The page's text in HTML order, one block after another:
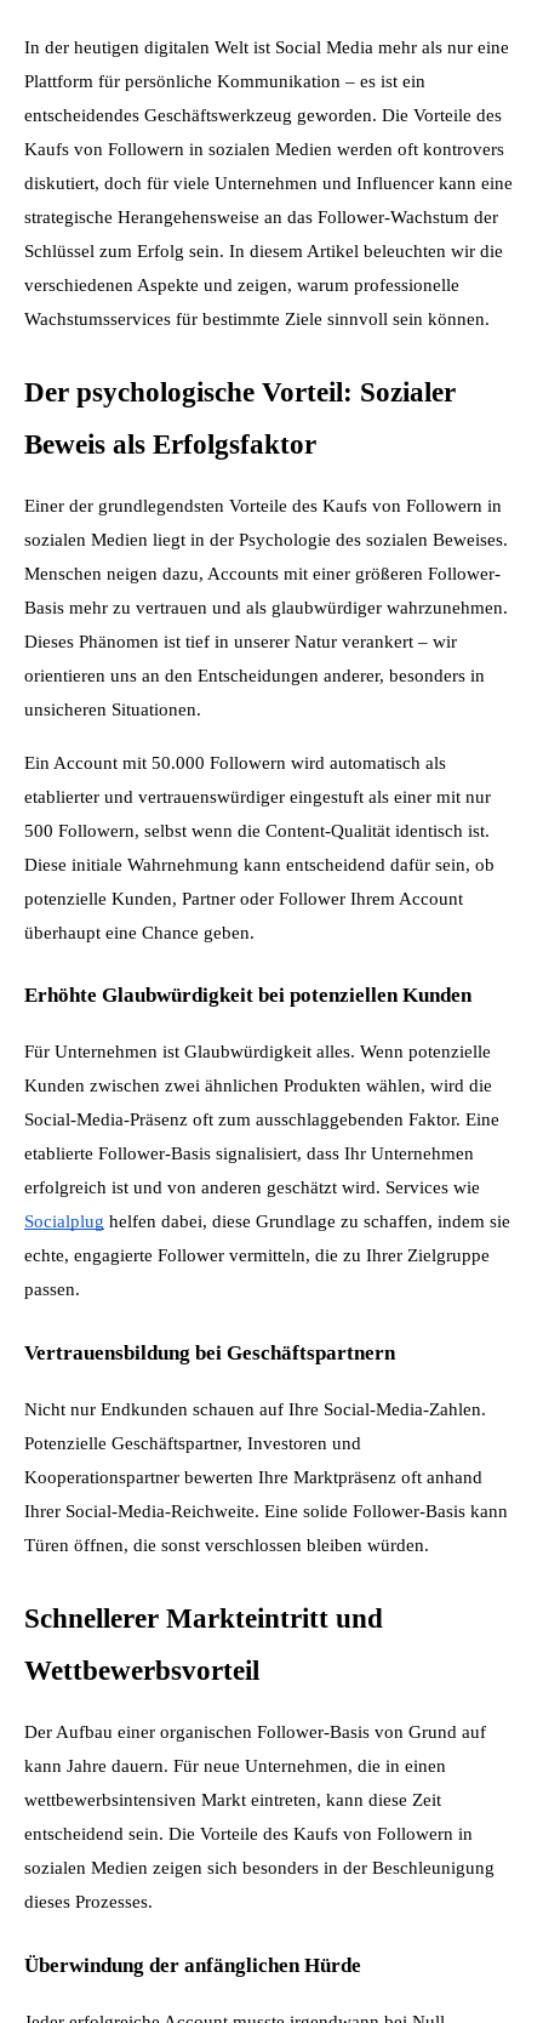
In der heutigen digitalen Welt ist Social Media mehr als nur eine
Plattform für persönliche Kommunikation – es ist ein
entscheidendes Geschäftswerkzeug geworden. Die Vorteile des
Kaufs von Followern in sozialen Medien werden oft kontrovers
diskutiert, doch für viele Unternehmen und Influencer kann eine
strategische Herangehensweise an das Follower-Wachstum der
Schlüssel zum Erfolg sein. In diesem Artikel beleuchten wir die
verschiedenen Aspekte und zeigen, warum professionelle
Wachstumsservices für bestimmte Ziele sinnvoll sein können.
Der psychologische Vorteil: Sozialer
Beweis als Erfolgsfaktor
Einer der grundlegendsten Vorteile des Kaufs von Followern in
sozialen Medien liegt in der Psychologie des sozialen Beweises.
Menschen neigen dazu, Accounts mit einer größeren Follower-
Basis mehr zu vertrauen und als glaubwürdiger wahrzunehmen.
Dieses Phänomen ist tief in unserer Natur verankert – wir
orientieren uns an den Entscheidungen anderer, besonders in
unsicheren Situationen.
Ein Account mit 50.000 Followern wird automatisch als
etablierter und vertrauenswürdiger eingestuft als einer mit nur
500 Followern, selbst wenn die Content-Qualität identisch ist.
Diese initiale Wahrnehmung kann entscheidend dafür sein, ob
potenzielle Kunden, Partner oder Follower Ihrem Account
überhaupt eine Chance geben.
Erhöhte Glaubwürdigkeit bei potenziellen Kunden
Für Unternehmen ist Glaubwürdigkeit alles. Wenn potenzielle
Kunden zwischen zwei ähnlichen Produkten wählen, wird die
Social-Media-Präsenz oft zum ausschlaggebenden Faktor. Eine
etablierte Follower-Basis signalisiert, dass Ihr Unternehmen
Socialplug helfen dabei, diese Grundlage zu schaffen, indem sie
echte, engagierte Follower vermitteln, die zu Ihrer Zielgruppe
passen.
Vertrauensbildung bei Geschäftspartnern
Nicht nur Endkunden schauen auf Ihre Social-Media-Zahlen.
Potenzielle Geschäftspartner, Investoren und
Kooperationspartner bewerten Ihre Marktpräsenz oft anhand
Ihrer Social-Media-Reichweite. Eine solide Follower-Basis kann
Türen öffnen, die sonst verschlossen bleiben würden.
Schnellerer Markteintritt und
Wettbewerbsvorteil
Der Aufbau einer organischen Follower-Basis von Grund auf
kann Jahre dauern. Für neue Unternehmen, die in einen
wettbewerbsintensiven Markt eintreten, kann diese Zeit
entscheidend sein. Die Vorteile des Kaufs von Followern in
sozialen Medien zeigen sich besonders in der Beschleunigung
dieses Prozesses.
Überwindung der anfänglichen Hürde